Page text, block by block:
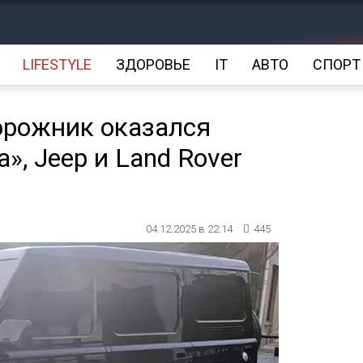
LIFESTYLE ЗДОРОВЬЕ IT АВТО СПОРТ
оказался
Jeep и Land Rover
04.12.2025 в 22:14 445